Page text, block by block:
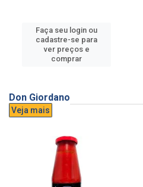
Faça seu login ou
cadastre-se para
ver preços e
comprar
Don Giordano
Veja mais